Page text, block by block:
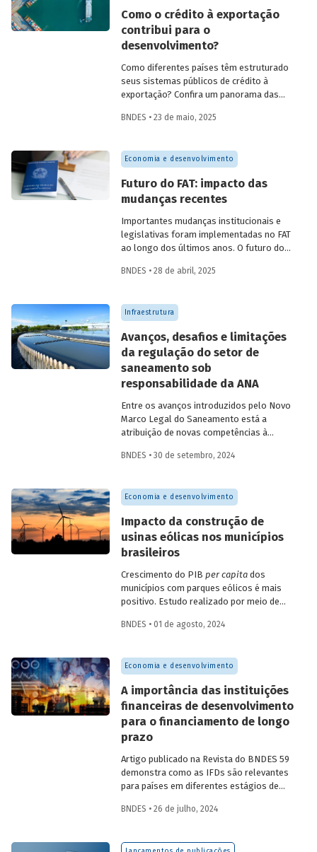
método para calcular prêmio de risco em
projetos de infraestrutura e o controle
societário de companhias abertas por
fundos de investimento no Brasil.
Como o crédito à exportação
contribui para o
desenvolvimento?
Como diferentes países têm estruturado
seus sistemas públicos de crédito à
exportação? Confira um panorama das
entenda como esses sistemas
econômico, a inovação e a inserção
competitiva no mercado global.
BNDES • 23 de maio, 2025
Economia e desenvolvimento
Futuro do FAT: impacto das
mudanças recentes
Importantes mudanças institucionais e
legislativas foram implementadas no FAT
ao longo dos últimos anos. O futuro do
– depende do que será feito a partir delas.
do BNDES 60.
BNDES • 28 de abril, 2025
Infraestrutura
Avanços, desafios e limitações
da regulação do setor de
saneamento sob
responsabilidade da ANA
Entre os avanços introduzidos pelo Novo
Marco Legal do Saneamento está a
atribuição de novas competências à
Básico (ANA) para regularização do setor.
desafios desse percurso e a importância
de superá-los.
BNDES • 30 de setembro, 2024
Economia e desenvolvimento
Impacto da construção de
usinas eólicas nos municípios
brasileiros
Crescimento do PIB per capitados
municípios com parques eólicos é mais
positivo. Estudo realizado por meio de
resultados mais significativos dois a três
dispersão posterior.
BNDES • 01 de agosto, 2024
Economia e desenvolvimento
A importância das instituições
financeiras de desenvolvimento
para o financiamento de longo
prazo
Artigo publicado na Revista do BNDES 59
demonstra como as IFDs são relevantes
para países em diferentes estágios de
de estabilidade quanto nos de crise
para o desenvolvimento sustentável.
BNDES • 26 de julho, 2024